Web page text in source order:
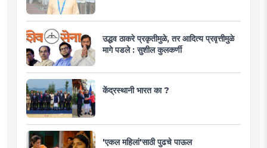
उद्धव ठाकरे प्रकृतीमुळे, तर आदित्य प्रवृत्तीमुळे
मागे पडले : सुशील कुलकर्णी
केंद्रस्थानी भारत का ?
'एकल महिलां'साठी पुढचे पाऊल